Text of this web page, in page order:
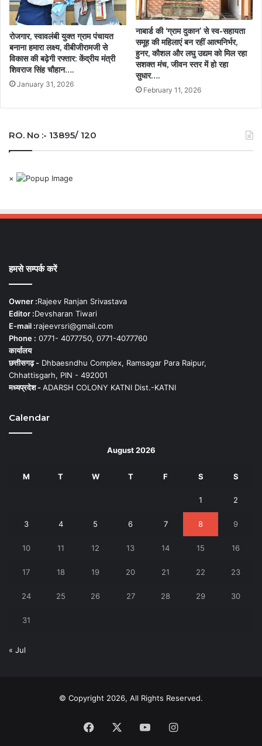
रोजगार, स्वावलंबी युक्त ग्राम पंचायत
बनाना हमारा लक्ष्य, वीबीजीरामजी से
विकास की बढ़ेगी रफ्तार: केंद्रीय मंत्री
शिवराज सिंह चौहान….
January 31, 2026
नाबार्ड की ‘ग्राम दुकान’ से स्व-सहायता
समूह की महिलाएं बन रहीं आत्मनिर्भर,
हुनर, कौशल और लघु उद्यम को मिल रहा
सशक्त मंच, जीवन स्तर में हो रहा
सुधार….
February 11, 2026
RO. No :- 13895/ 120
×
हमसे सम्पर्क करें
Owner :Rajeev Ranjan Srivastava
Editor :Devsharan Tiwari
E-mail :rajeevrsri@gmail.com
Phone : 0771- 4077750, 0771-4077760
कार्यालय
छत्तीसगढ़ - Dhbaesndhu Complex, Ramsagar Para Raipur,
Chhattisgarh, PIN - 492001
मध्यप्रदेश -ADARSH COLONY KATNI Dist.-KATNI
Calendar
August 2026
M T W T F S S
1 2
3 4 5 6 7 8 9
10 11 12 13 14 15 16
17 18 19 20 21 22 23
24 25 26 27 28 29 30
31
« Jul
© Copyright 2026, All Rights Reserved.
Facebook YouTubeInstagram